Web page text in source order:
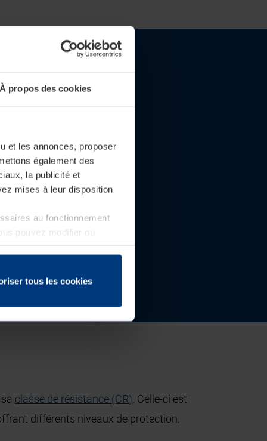
À propos des cookies
et les annonces, proposer
également des
la publicité et
mises à leur disposition
au fonctionnement
pouvez modifier ou
tous les cookies
classe de résistance (CR). Celle-ci est
différents niveaux de protection.